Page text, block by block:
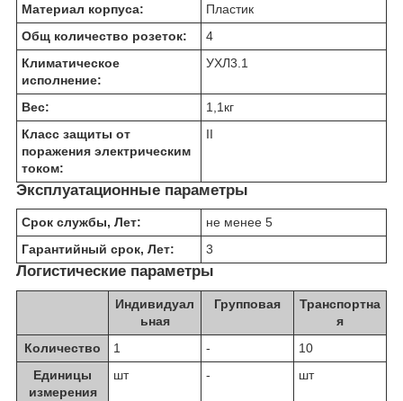
Материал корпуса:
Пластик
Общ количество розеток:
4
Климатическое
исполнение:
УХЛ3.1
Вес: 1,1 кг
Класс защиты от
поражения электрическим
током:
II
Эксплуатационные параметры
Срок службы, Лет:
не менее 5
Гарантийный срок, Лет:
3
Логистические параметры
Индивидуал
ьная
Групповая
Транспортна
я
Количество
1 -
10
Единицы
измерения
шт - шт